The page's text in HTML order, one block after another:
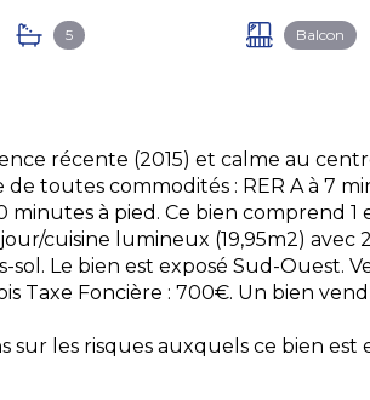
5 Balcon
récente (2015) et calme au
de toutes commodités : RER A à 7
minutes à pied. Ce bien comprend 1
cuisine lumineux (19,95m2) avec
sol. Le bien est exposé Sud-Ouest.
Taxe Foncière : 700€. Un bien
sur les risques auxquels ce bien est